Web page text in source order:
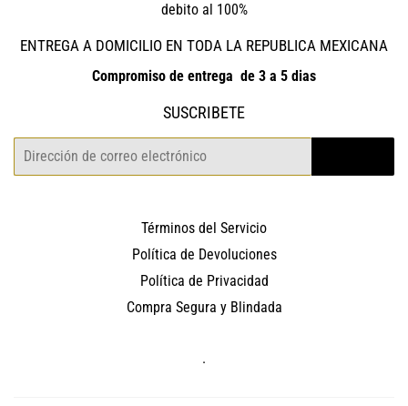
debito al 100%
ENTREGA A DOMICILIO EN TODA LA REPUBLICA MEXICANA
Compromiso de entrega de 3 a 5 dias
SUSCRIBETE
Correo
Términos del Servicio
Política de Devoluciones
Política de Privacidad
Compra Segura y Blindada
.